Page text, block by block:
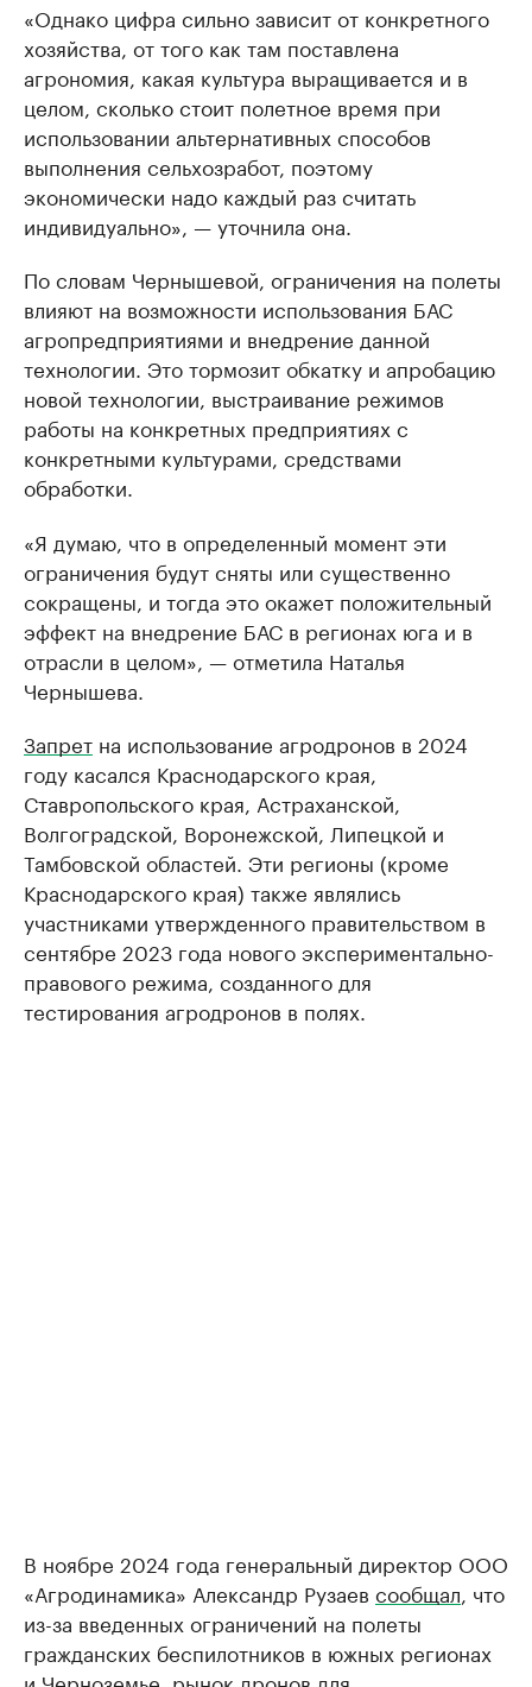
«Однако цифра сильно зависит от конкретного
хозяйства, от того как там поставлена
агрономия, какая культура выращивается и в
целом, сколько стоит полетное время при
использовании альтернативных способов
выполнения сельхозработ, поэтому
экономически надо каждый раз считать
индивидуально», — уточнила она.
По словам Чернышевой, ограничения на полеты
влияют на возможности использования БАС
агропредприятиями и внедрение данной
технологии. Это тормозит обкатку и апробацию
новой технологии, выстраивание режимов
работы на конкретных предприятиях с
конкретными культурами, средствами
обработки.
«Я думаю, что в определенный момент эти
ограничения будут сняты или существенно
сокращены, и тогда это окажет положительный
эффект на внедрение БАС в регионах юга и в
отрасли в целом», — отметила Наталья
Чернышева.
Запрет на использование агродронов в 2024
году касался Краснодарского края,
Ставропольского края, Астраханской,
Волгоградской, Воронежской, Липецкой и
Тамбовской областей. Эти регионы (кроме
Краснодарского края) также являлись
участниками утвержденного правительством в
сентябре 2023 года нового экспериментально-
правового режима, созданного для
тестирования агродронов в полях.
В ноябре 2024 года генеральный директор OOO
«Агродинамика» Александр Рузаев сообщал , что
из-за введенных ограничений на полеты
гражданских беспилотников в южных регионах